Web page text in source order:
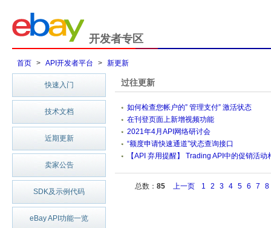
开发者专区
首页 > API开发者平台 > 新更新
快速入门
技术文档
近期更新
卖家公告
SDK及示例代码
eBay API功能一览
过往更新
如何检查您帐户的” 管理支付” 激活状态
在刊登页面上新增视频功能
2021年4月API网络研讨会
“额度申请快速通道”状态查询接口
【API 弃用提醒】 Trading API中的促销活动
总数： 85 上一页 1 2 3 4 5 6 7 8